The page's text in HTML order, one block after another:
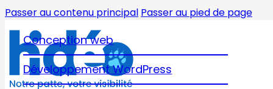
Passer au contenu principal Passer au pied de page
Conception web
Développement WordPress